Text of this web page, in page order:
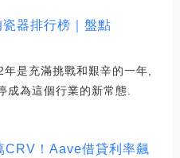
器排行榜｜盤點
是充滿挑戰和艱辛的一年,
成為這個行業的新常態.
！Aave借貸利率飆